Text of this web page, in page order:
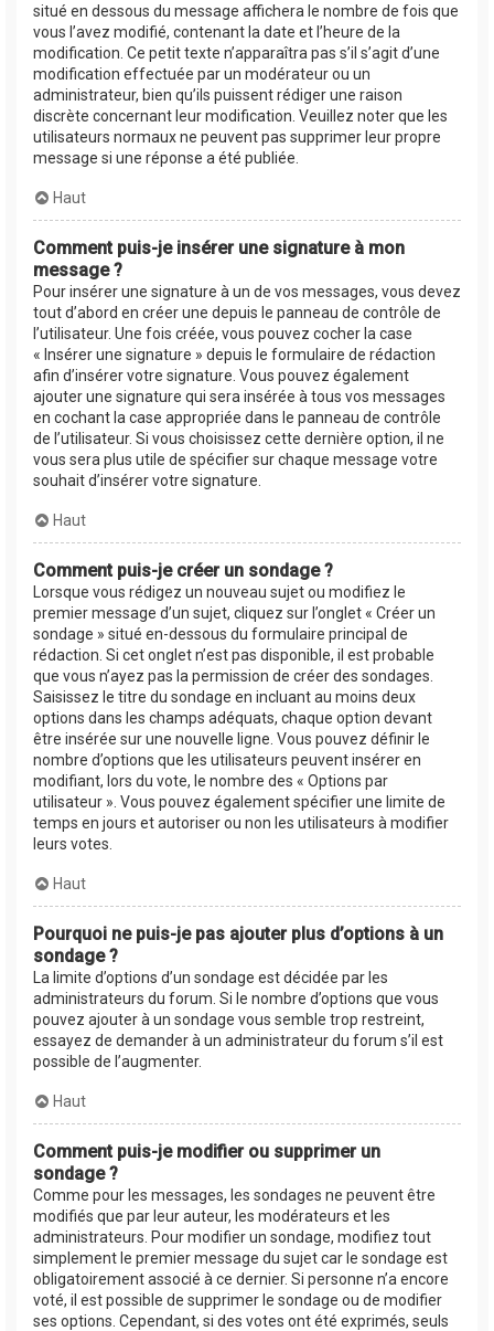
situé en dessous du message affichera le nombre de fois que
vous l’avez modifié, contenant la date et l’heure de la
modification. Ce petit texte n’apparaîtra pas s’il s’agit d’une
modification effectuée par un modérateur ou un
administrateur, bien qu’ils puissent rédiger une raison
discrète concernant leur modification. Veuillez noter que les
utilisateurs normaux ne peuvent pas supprimer leur propre
message si une réponse a été publiée.
Haut
Comment puis-je insérer une signature à mon
message ?
Pour insérer une signature à un de vos messages, vous devez
tout d’abord en créer une depuis le panneau de contrôle de
l’utilisateur. Une fois créée, vous pouvez cocher la case
« Insérer une signature » depuis le formulaire de rédaction
afin d’insérer votre signature. Vous pouvez également
ajouter une signature qui sera insérée à tous vos messages
en cochant la case appropriée dans le panneau de contrôle
de l’utilisateur. Si vous choisissez cette dernière option, il ne
vous sera plus utile de spécifier sur chaque message votre
souhait d’insérer votre signature.
Haut
Comment puis-je créer un sondage ?
Lorsque vous rédigez un nouveau sujet ou modifiez le
premier message d’un sujet, cliquez sur l’onglet « Créer un
sondage » situé en-dessous du formulaire principal de
rédaction. Si cet onglet n’est pas disponible, il est probable
que vous n’ayez pas la permission de créer des sondages.
Saisissez le titre du sondage en incluant au moins deux
options dans les champs adéquats, chaque option devant
être insérée sur une nouvelle ligne. Vous pouvez définir le
nombre d’options que les utilisateurs peuvent insérer en
modifiant, lors du vote, le nombre des « Options par
utilisateur ». Vous pouvez également spécifier une limite de
temps en jours et autoriser ou non les utilisateurs à modifier
leurs votes.
Haut
Pourquoi ne puis-je pas ajouter plus d’options à un
sondage ?
La limite d’options d’un sondage est décidée par les
administrateurs du forum. Si le nombre d’options que vous
pouvez ajouter à un sondage vous semble trop restreint,
essayez de demander à un administrateur du forum s’il est
possible de l’augmenter.
Haut
Comment puis-je modifier ou supprimer un
sondage ?
Comme pour les messages, les sondages ne peuvent être
modifiés que par leur auteur, les modérateurs et les
administrateurs. Pour modifier un sondage, modifiez tout
simplement le premier message du sujet car le sondage est
obligatoirement associé à ce dernier. Si personne n’a encore
voté, il est possible de supprimer le sondage ou de modifier
ses options. Cependant, si des votes ont été exprimés, seuls